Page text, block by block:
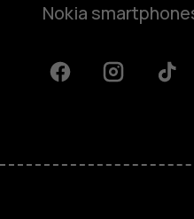
Nokia
FacebookInstagram